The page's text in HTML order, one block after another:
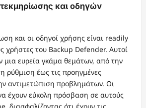
και οδηγών
και οι οδηγοί χρήσης είναι readily
χρήστες του Backup Defender. Αυτοί
μια ευρεία γκάμα θεμάτων, από την
ρύθμιση έως τις προηγμένες
αντιμετώπιση προβλημάτων. Οι
έχουν εύκολη πρόσβαση σε αυτούς